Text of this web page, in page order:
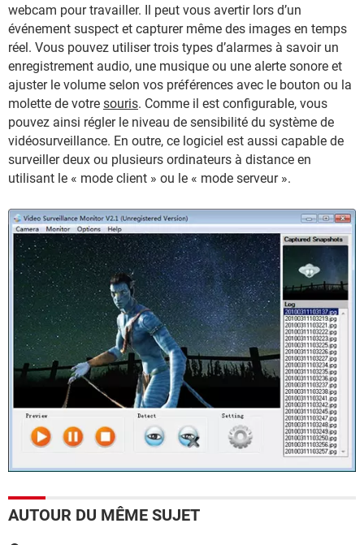
webcam pour travailler. Il peut vous avertir lors d’un
événement suspect et capturer même des images en temps
réel. Vous pouvez utiliser trois types d’alarmes à savoir un
enregistrement audio, une musique ou une alerte sonore et
ajuster le volume selon vos préférences avec le bouton ou la
molette de votre souris. Comme il est configurable, vous
pouvez ainsi régler le niveau de sensibilité du système de
vidéosurveillance. En outre, ce logiciel est aussi capable de
surveiller deux ou plusieurs ordinateurs à distance en
utilisant le « mode client » ou le « mode serveur ».
AUTOUR DU MÊME SUJET